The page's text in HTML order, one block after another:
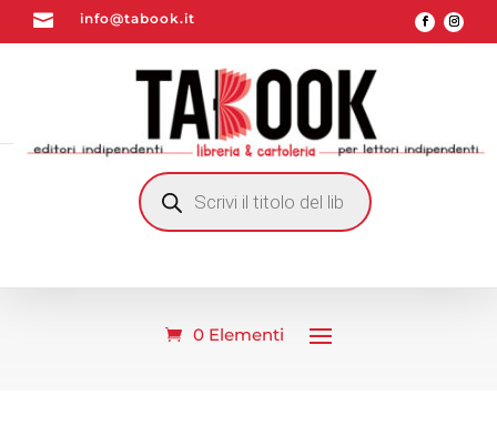
 info@tabook.it
RICERCA
PRODOTTI
0 Elementi